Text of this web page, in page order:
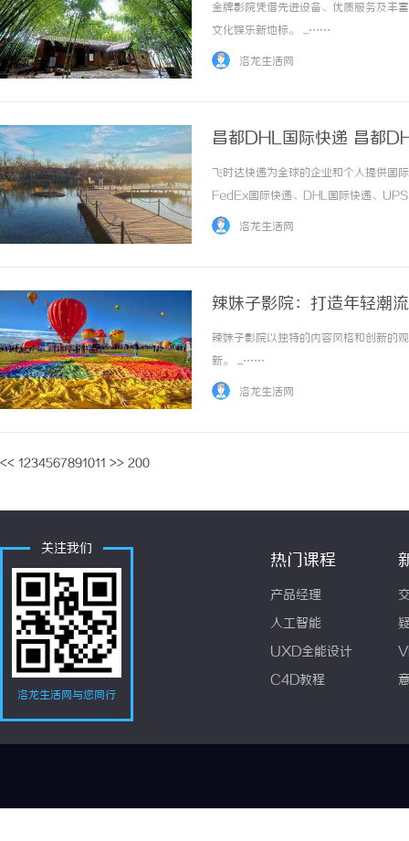
金牌影院凭借先进设备、优质服务及丰
文化娱乐新地标。 ...……
洛龙生活网
昌都DHL国际快递 昌都
飞时达快递为全球的企业和个人提供国
FedEx国际快递、DHL国际快递、
务。昌都，这座镶嵌在藏东河谷的重镇
洛龙生活网
辣妹子影院：打造年轻潮
辣妹子影院以独特的内容风格和创新的
新。 ...……
洛龙生活网
<< 1234567891011 >> 200
关注我们
洛龙生活网与您同行
热门课程
产品经理
人工智能
UXD全能设计
C4D教程